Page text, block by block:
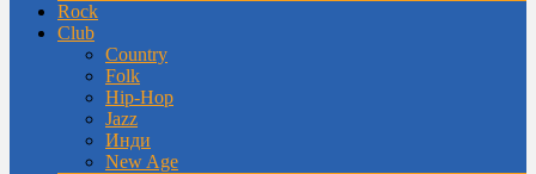
Rock
Club
Country
Folk
Hip-Hop
Jazz
Инди
New Age